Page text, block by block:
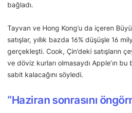
bağladı.
Tayvan ve Hong Kong’u da içeren
satışlar, yıllık bazda 16% düşüşle 16
gerçekleşti. Cook, Çin’deki satışların
ve döviz kurları olmasaydı Apple’ın bu
sabit kalacağını söyledi.
“Haziran sonrasını